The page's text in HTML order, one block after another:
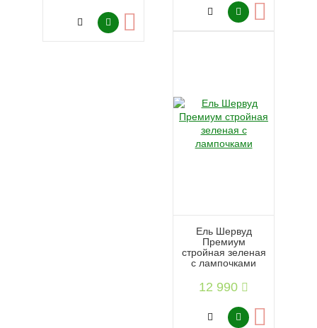
Ель Шервуд
Премиум
стройная зеленая
с лампочками
12 990